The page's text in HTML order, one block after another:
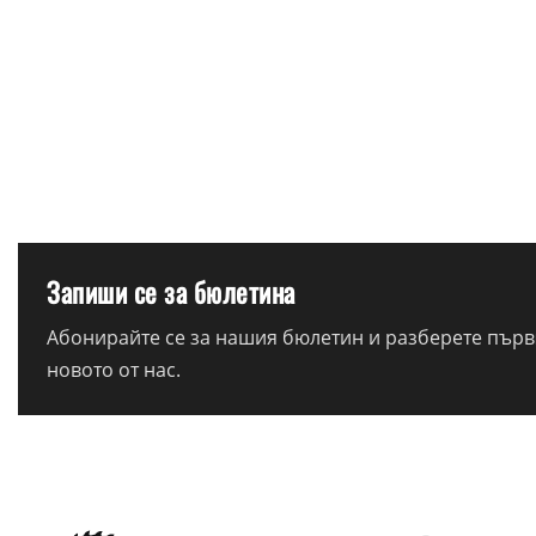
Запиши се за бюлетина
Абонирайте се за нашия бюлетин и разберете
новото от нас.